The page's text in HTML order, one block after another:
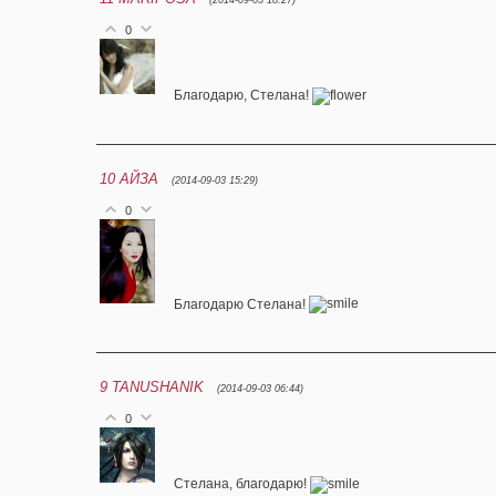
0
Благодарю, Стелана!
10 АЙЗА (2014-09-03 15:29)
0
Благодарю Стелана!
9 TANUSHANIK (2014-09-03 06:44)
0
Стелана, благодарю!